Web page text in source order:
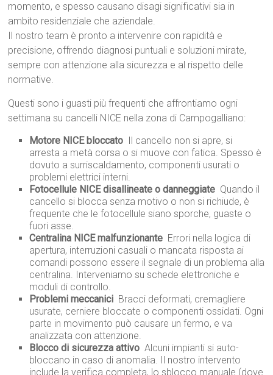
momento, e spesso causano disagi significativi sia in
ambito residenziale che aziendale.
Il nostro team è pronto a intervenire con rapidità e
precisione, offrendo diagnosi puntuali e soluzioni mirate,
sempre con attenzione alla sicurezza e al rispetto delle
normative.
Questi sono i guasti più frequenti che affrontiamo ogni
settimana su cancelli NICE nella zona di Campogalliano:
Motore NICE bloccato  Il cancello non si apre, si
arresta a metà corsa o si muove con fatica. Spesso è
dovuto a surriscaldamento, componenti usurati o
problemi elettrici interni.
Fotocellule NICE disallineate o danneggiate  Quando il
cancello si blocca senza motivo o non si richiude, è
frequente che le fotocellule siano sporche, guaste o
fuori asse.
Centralina NICE malfunzionante  Errori nella logica di
apertura, interruzioni casuali o mancata risposta ai
comandi possono essere il segnale di un problema alla
centralina. Interveniamo su schede elettroniche e
moduli di controllo.
Problemi meccanici  Bracci deformati, cremagliere
usurate, cerniere bloccate o componenti ossidati. Ogni
parte in movimento può causare un fermo, e va
analizzata con attenzione.
Blocco di sicurezza attivo  Alcuni impianti si auto-
bloccano in caso di anomalia. Il nostro intervento
include la verifica completa, lo sblocco manuale (dove